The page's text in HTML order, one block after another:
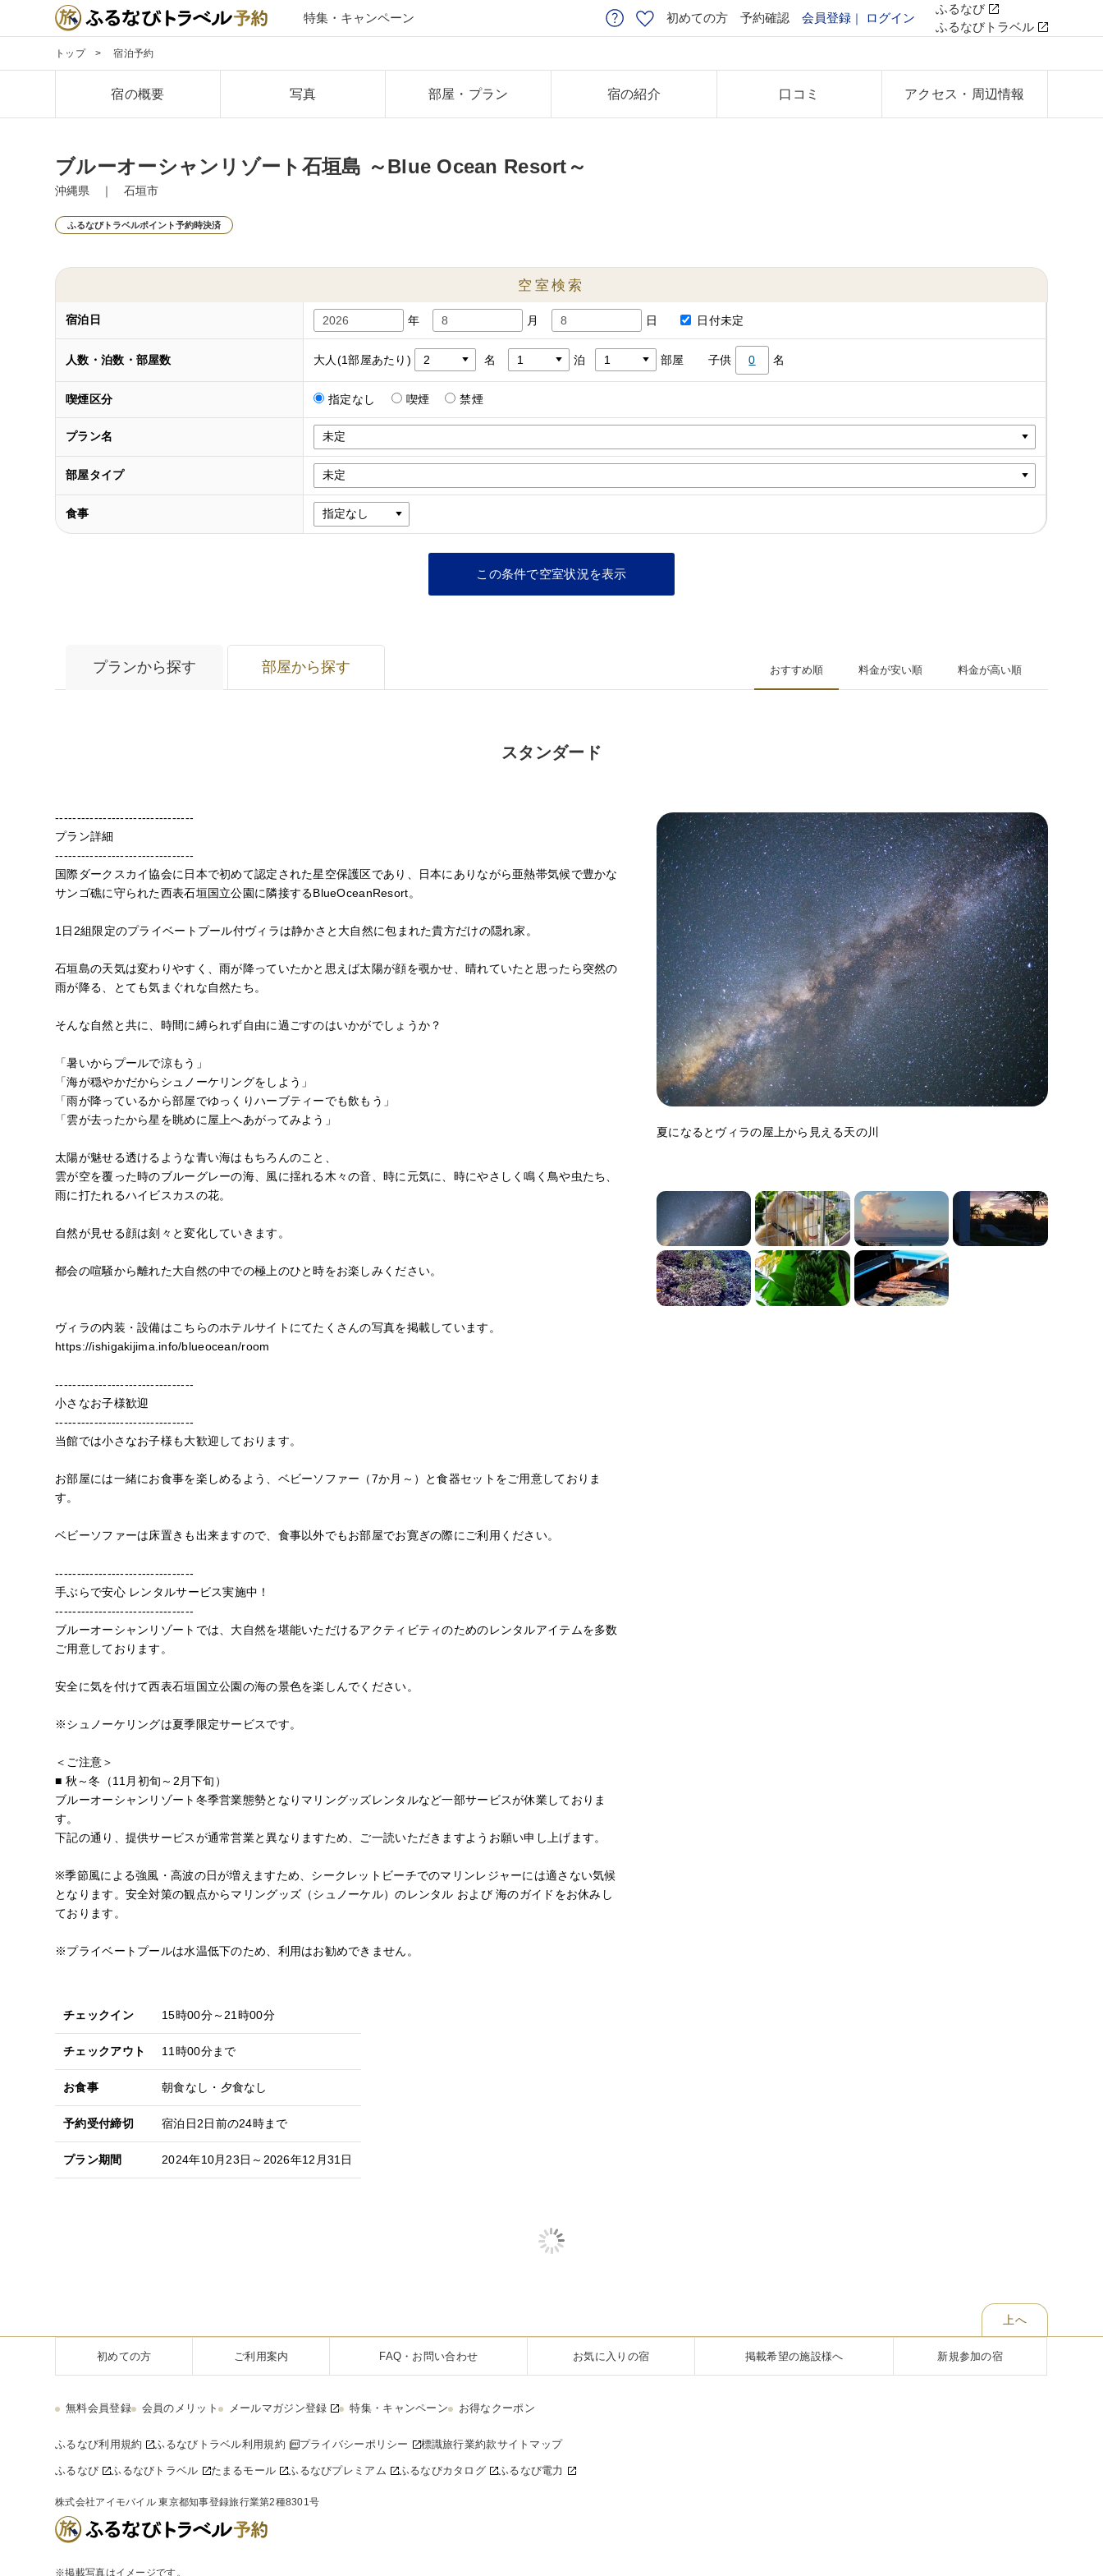
特集・キャンペーン 初めての方 予約確認 会員登録 ログイン
ふるなび
ふるなびトラベル
トップ 宿泊予約
宿の概要 写真 部屋・プラン 宿の紹介 口コミ アクセス ・周辺情報
ブルーオーシャンリゾート石垣島 ～Blue Ocean Resort～
沖縄県 ｜ 石垣市
ふるなびトラベルポイント予約時決済
空室検索
宿泊日 年 月 日 日付未定
人数・泊数・部屋数 大人(1部屋あたり) 名 泊 部屋 子供 0 名
喫煙区分 指定なし 喫煙 禁煙
プラン名
部屋タイプ
食事
プランから探す 部屋から探す おすすめ順 料金が安い順 料金が高い順
スタンダード
--------------------------------
プラン詳細
--------------------------------
国際ダークスカイ協会に日本で初めて認定された星空保護区であり、日本にありながら亜熱帯気候で豊かな
サンゴ礁に守られた西表石垣国立公園に隣接するBlueOceanResort。
1日2組限定のプライベートプール付ヴィラは静かさと大自然に包まれた貴方だけの隠れ家。
石垣島の天気は変わりやすく、雨が降っていたかと思えば太陽が顔を覗かせ、晴れていたと思ったら突然の
雨が降る、とても気まぐれな自然たち。
そんな自然と共に、時間に縛られず自由に過ごすのはいかがでしょうか？
「暑いからプールで涼もう」
「海が穏やかだからシュノーケリングをしよう」
「雨が降っているから部屋でゆっくりハーブティーでも飲もう」
「雲が去ったから星を眺めに屋上へあがってみよう」
太陽が魅せる透けるような青い海はもちろんのこと、
雲が空を覆った時のブルーグレーの海、風に揺れる木々の音、時に元気に、時にやさしく鳴く鳥や虫たち、
雨に打たれるハイビスカスの花。
自然が見せる顔は刻々と変化していきます。
都会の喧騒から離れた大自然の中での極上のひと時をお楽しみください。
ヴィラの内装・設備はこちらのホテルサイトにてたくさんの写真を掲載しています。
https://ishigakijima.info/blueocean/room
--------------------------------
小さなお子様歓迎
--------------------------------
当館では小さなお子様も大歓迎しております。
お部屋には一緒にお食事を楽しめるよう、ベビーソファー（7か月～）と食器セットをご用意しておりま
す。
ベビーソファーは床置きも出来ますので、食事以外でもお部屋でお寛ぎの際にご利用ください。
--------------------------------
手ぶらで安心 レンタルサービス実施中！
--------------------------------
ブルーオーシャンリゾートでは、大自然を堪能いただけるアクティビティのためのレンタルアイテムを多数
ご用意しております。
安全に気を付けて西表石垣国立公園の海の景色を楽しんでください。
※シュノーケリングは夏季限定サービスです。
＜ご注意＞
■ 秋～冬（11月初旬～2月下旬）
ブルーオーシャンリゾート冬季営業態勢となりマリングッズレンタルなど一部サービスが休業しておりま
す。
下記の通り、提供サービスが通常営業と異なりますため、ご一読いただきますようお願い申し上げます。
※季節風による強風・高波の日が増えますため、シークレットビーチでのマリンレジャーには適さない気候
となります。安全対策の観点からマリングッズ（シュノーケル）のレンタル および 海のガイドをお休みし
ております。
※プライベートプールは水温低下のため、利用はお勧めできません。
チェックイン 15時00分～21時00分
チェックアウト 11時00分まで
お食事 朝食なし・夕食なし
予約受付締切 宿泊日2日前の24時まで
プラン期間 2024年10月23日～2026年12月31日
夏になるとヴィラの屋上から見える天の川
上へ
初めての方 ご利用案内 FAQ・お問い合わせ お気に入りの宿 掲載希望の施設様へ 新規参加の宿
無料会員登録 会員のメリット メールマガジン登録 特集・キャンペーン お得なクーポン
ふるなび利用規約 ふるなびトラベル利用規約 プライバシーポリシー 標識旅行業約款サイトマップ
ふるなび ふるなびトラベル たまるモール ふるなびプレミアム ふるなびカタログ ふるなび電力
株式会社アイモバイル 東京都知事登録旅行業第2種8301号
※掲載写真はイメージです。